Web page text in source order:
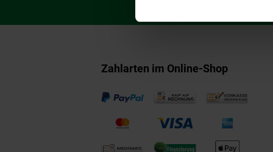
Zahlarten im Online-Shop